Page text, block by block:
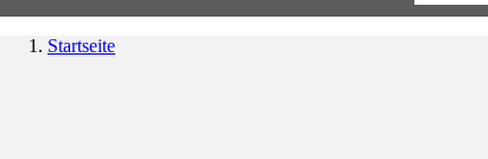
Startseite